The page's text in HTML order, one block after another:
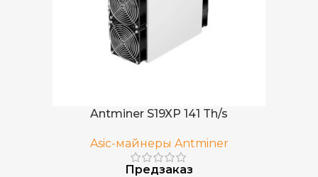
Antminer S19XP 141 Th/s
Asic-майнеры Antminer
Предзаказ